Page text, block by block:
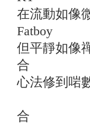
在流動如像
Fatboy
但平靜如像
合
心法修到啱
合